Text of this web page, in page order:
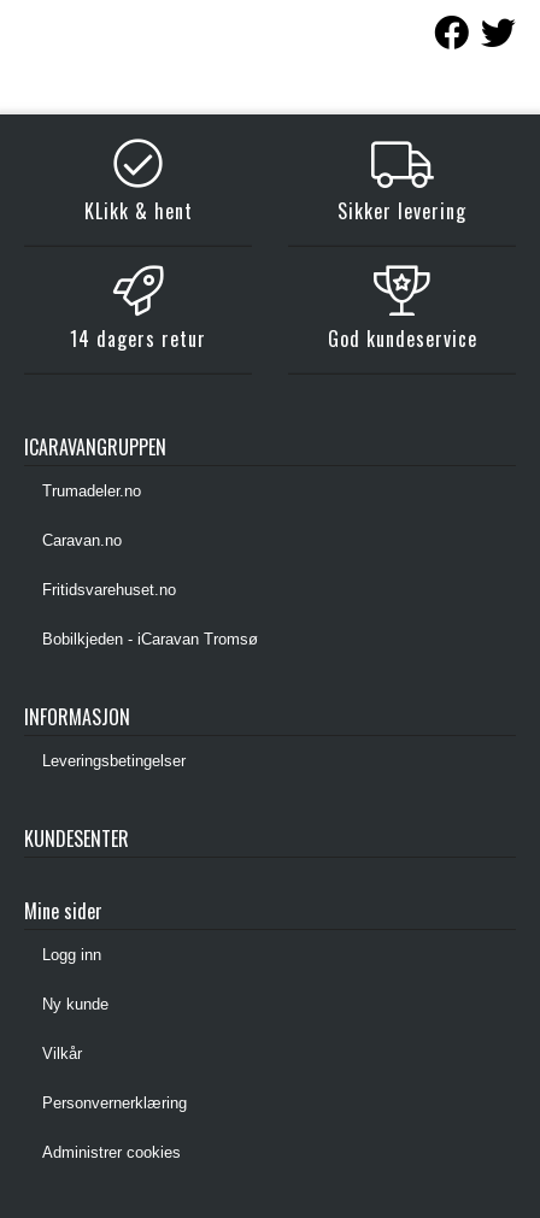
KLikk & hent Sikker levering
14 dagers retur God kundeservice
ICARAVANGRUPPEN
Trumadeler.no
Caravan.no
Fritidsvarehuset.no
Bobilkjeden - iCaravan Tromsø
INFORMASJON
Leveringsbetingelser
KUNDESENTER
Mine sider
Logg inn
Ny kunde
Vilkår
Personvernerklæring
Administrer cookies